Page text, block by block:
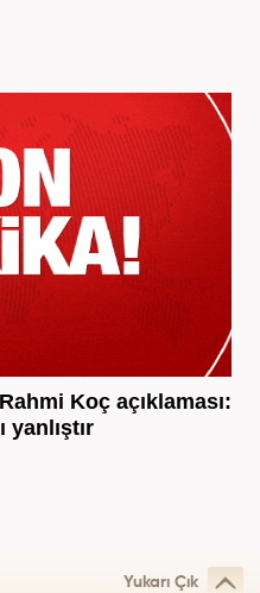
Koç açıklaması:
yanlıştır
Yukarı Çık